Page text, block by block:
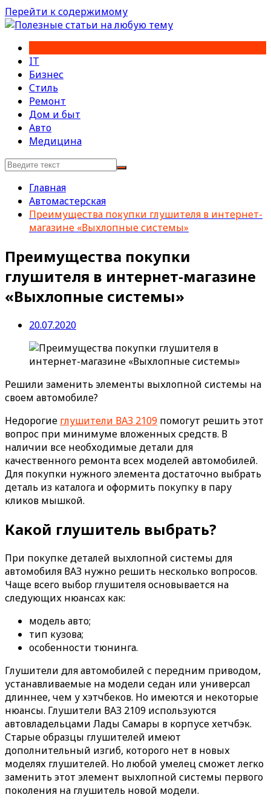
Перейти к содержимому
IT
Бизнес
Стиль
Ремонт
Дом и быт
Авто
Медицина
Главная
Автомастерская
Преимущества покупки глушителя в интернет-
магазине «Выхлопные системы»
Преимущества покупки
глушителя в интернет-магазине
«Выхлопные системы»
20.07.2020
Решили заменить элементы выхлопной системы на
своем автомобиле?
Недорогие глушители ВАЗ 2109 помогут решить этот
вопрос при минимуме вложенных средств. В
наличии все необходимые детали для
качественного ремонта всех моделей автомобилей.
Для покупки нужного элемента достаточно выбрать
деталь из каталога и оформить покупку в пару
кликов мышкой.
Какой глушитель выбрать?
При покупке деталей выхлопной системы для
автомобиля ВАЗ нужно решить несколько вопросов.
Чаще всего выбор глушителя основывается на
следующих нюансах как:
модель авто;
тип кузова;
особенности тюнинга.
Глушители для автомобилей с передним приводом,
устанавливаемые на модели седан или универсал
длиннее, чем у хэтчбеков. Но имеются и некоторые
нюансы. Глушители ВАЗ 2109 используются
автовладельцами Лады Самары в корпусе хетчбэк.
Старые образцы глушителей имеют
дополнительный изгиб, которого нет в новых
моделях глушителей. Но любой умелец сможет легко
заменить этот элемент выхлопной системы первого
поколения на глушитель новой модели.